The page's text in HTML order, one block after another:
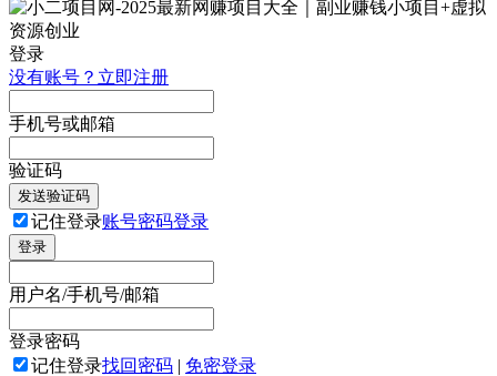
登录
没有账号？立即注册
手机号或邮箱
验证码
发送验证码
记住登录账号密码登录
登录
用户名/手机号/邮箱
登录密码
记住登录找回密码 | 免密登录